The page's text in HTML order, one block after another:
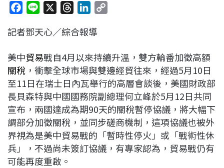
c
b
o
o
k
n
r
a
d
s
n
e
d
I
n
L
i
n
k
記者鄧天心／綜合報導
美中貿易戰自4月以來持續升溫，雙方輪番加徵高額
關稅 ，衝擊全球市場與雙邊經貿往來，經過5月10日
至11日在瑞士日內瓦舉行的高層會談後，美國財政部
長貝森特與中國國務院副總理何立峰於5月12日共同
宣布，兩國達成為期90天的關稅暫停協議，將大幅下
調部分加徵關稅，並同步磋商機制，這項協議也被外
界視為是美中貿易戰的「暫時性停火」或「戰術性休
兵」，不過尚未簽訂協議，有專家認為，貿易戰仍有
可能再度重啟。